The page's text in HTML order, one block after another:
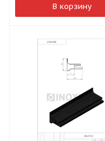
В корзину